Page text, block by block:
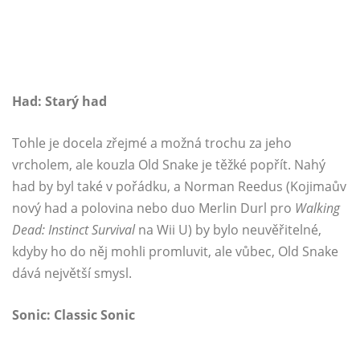
Had: Starý had
Tohle je docela zřejmé a možná trochu za jeho
vrcholem, ale kouzla Old Snake je těžké popřít. Nahý
had by byl také v pořádku, a Norman Reedus (Kojimaův
nový had a polovina nebo duo Merlin Durl pro Walking
Dead: Instinct Survivalna Wii U) by bylo neuvěřitelné,
kdyby ho do něj mohli promluvit, ale vůbec, Old Snake
dává největší smysl.
Sonic: Classic Sonic